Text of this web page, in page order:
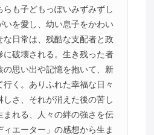
らも子どもっぽいみずみずし
いを愛し、幼い息子をかわい
日常は、残酷な支配者と政
に破壊される。生き残った者
の思い出や記憶を抱いて、新
行く。ありふれた幸福な日々
さ、それが消えた後の苦し
まれる、人々の絆の強さを伝
ィエーター」の感想から生ま